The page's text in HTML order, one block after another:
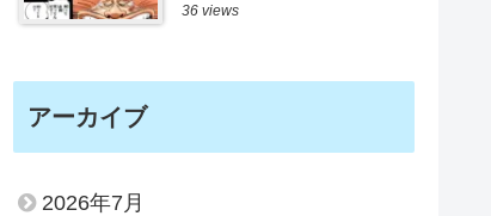
36 views
アーカイブ
2026年7月